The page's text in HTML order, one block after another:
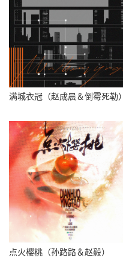
满城衣冠（赵成晨＆倒霉死勒）
点火樱桃（孙路路＆赵毅）